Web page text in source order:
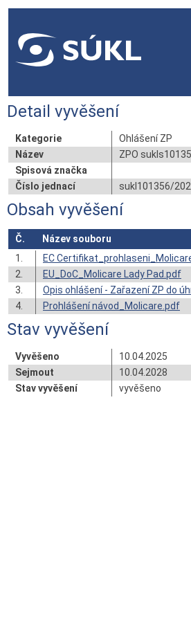
Detail vyvěšení
Kategorie
Ohlášení ZP
Název
ZPO
Spisová značka
Číslo jednací
sukl101356/
Obsah vyvěšení
Č. Název souboru
1.
EC
2.
EU_DoC_Molicare Lady Pad.pdf
3.
Opis ohlášení - Zařazení ZP do
4.
Prohlášení návod_Molicare.pdf
Stav vyvěšení
Vyvěšeno
10.04.2025
Sejmout
10.04.2028
Stav vyvěšení
vyvěšeno